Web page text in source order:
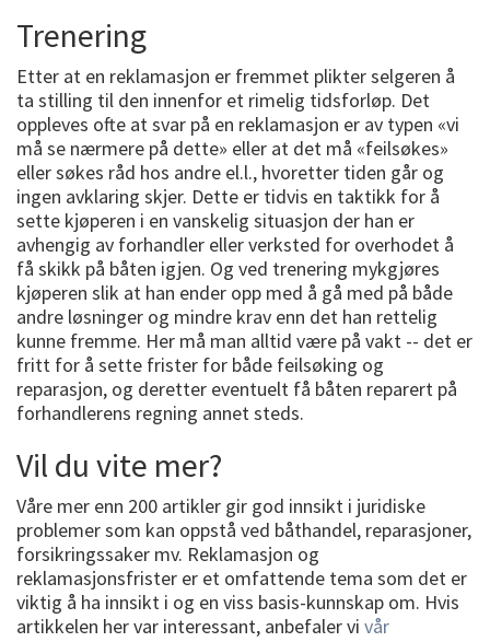
Trenering
Etter at en reklamasjon er fremmet plikter selgeren å
ta stilling til den innenfor et rimelig tidsforløp. Det
oppleves ofte at svar på en reklamasjon er av typen «vi
må se nærmere på dette» eller at det må «feilsøkes»
eller søkes råd hos andre el.l., hvoretter tiden går og
ingen avklaring skjer. Dette er tidvis en taktikk for å
sette kjøperen i en vanskelig situasjon der han er
avhengig av forhandler eller verksted for overhodet å
få skikk på båten igjen. Og ved trenering mykgjøres
kjøperen slik at han ender opp med å gå med på både
andre løsninger og mindre krav enn det han rettelig
kunne fremme. Her må man alltid være på vakt -- det er
fritt for å sette frister for både feilsøking og
reparasjon, og deretter eventuelt få båten reparert på
forhandlerens regning annet steds.
Vil du vite mer?
Våre mer enn 200 artikler gir god innsikt i juridiske
problemer som kan oppstå ved båthandel, reparasjoner,
forsikringssaker mv. Reklamasjon og
reklamasjonsfrister er et omfattende tema som det er
viktig å ha innsikt i og en viss basis-kunnskap om. Hvis
artikkelen her var interessant, anbefaler vi vår